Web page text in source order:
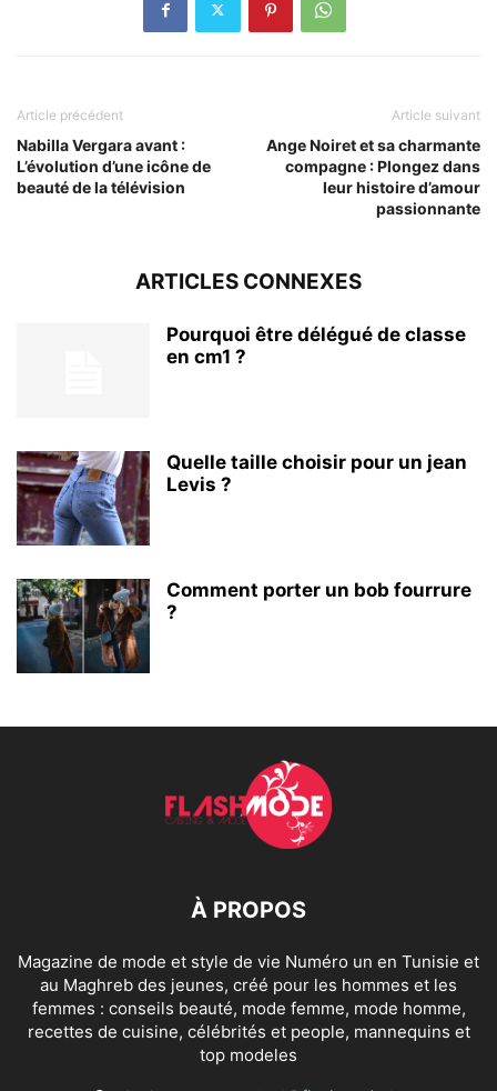
Article précédent
Nabilla Vergara avant :
L’évolution d’une icône de
beauté de la télévision
Article suivant
Ange Noiret et sa charmante
compagne : Plongez dans
leur histoire d’amour
passionnante
ARTICLES CONNEXES
Pourquoi être délégué de classe
en cm1 ?
Quelle taille choisir pour un jean
Levis ?
Comment porter un bob fourrure
?
À PROPOS
Magazine de mode et style de vie Numéro un en Tunisie et
au Maghreb des jeunes, créé pour les hommes et les
femmes : conseils beauté, mode femme, mode homme,
recettes de cuisine, célébrités et people, mannequins et
top modeles